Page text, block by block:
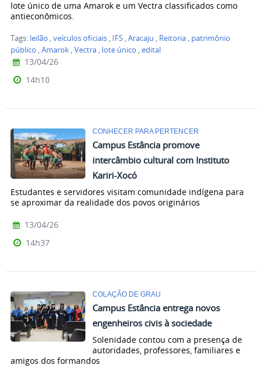
lote único de uma Amarok e um Vectra classificados como
antieconômicos.
Tags: leilão ,veículos oficiais , IFS ,Aracaju , Reitoria , patrimônio
público ,Amarok ,Vectra , lote único ,edital
13/04/26
14h10
CONHECER PARA PERTENCER
Campus Estância promove
intercâmbio cultural com Instituto
Kariri-Xocó
Estudantes e servidores visitam comunidade indígena para
se aproximar da realidade dos povos originários
13/04/26
14h37
COLAÇÃO DE GRAU
Campus Estância entrega novos
engenheiros civis à sociedade
Solenidade contou com a presença de
autoridades, professores, familiares e
amigos dos formandos